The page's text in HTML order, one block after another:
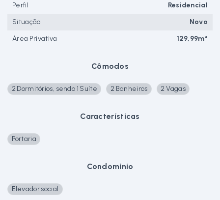
Cômodos
2 Dormitórios, sendo 1 Suíte 2 Banheiros 2 Vagas
Características
Portaria
Condomínio
Elevador social
Perfil
Residencial
Situação
Novo
Área Privativa
129,99m²